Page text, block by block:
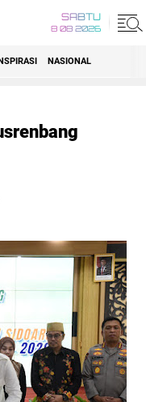
SABTU
8 08 2026
NASIONAL